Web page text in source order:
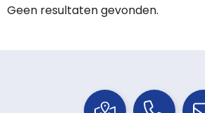
Geen resultaten gevonden.